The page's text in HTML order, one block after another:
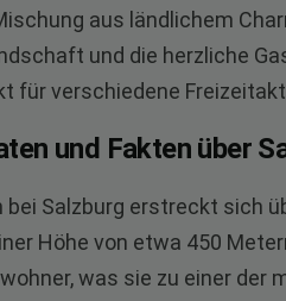
aus ländlichem
und die herzliche
für verschiedene
und Fakten über
bei Salzburg erstreckt sich
Höhe von etwa 450
was sie zu einer der